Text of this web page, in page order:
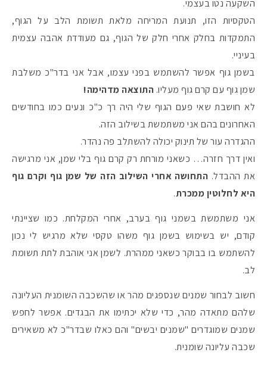
מקדמי הגנה
אומרים שאם
#הסטודיושלקורין
השקעה נטו בעצמי.
הטקסיות הזו, תנועת המריחה מלאת תשומת הלב על הגוף,
התמקדות בחלק אחרי חלק של הגוף, גם מעודדת אהבה עצמית
בעיניי.
בשמן גוף אפשר להשתמש בפני עצמו, אבל אני בדר"כ משלבת
שמן גוף עם קרם גוף מעליו. התוצאה מדהימה!
לא חושבת שאי פעם הגוף שלי היה רך כ"כ ונעים כמו בחודשים
האחרונים בהם אני משתמשת בשילוב הזה.
ההגדרה עור של תינוק יכולה להשתלב פה נהדר.
ואין דרך חזרה… כשאני מורחת רק קרם גוף בלי שמן, אני מרגישה
את ההבדל. התחושה אחרי השילוב הזה של שמן גוף וקרם גוף
היא לחלוטין ממכרת.
אני משתמשת בשמני גוף בערב, אחרי המקלחת. כמו שציינתי
קודם, יש בשימוש בשמן גוף משהו טקסי שלא מרגיש לי נכון
להשתמש בו בבוקר כשאני ממהרת. לשמן אני אוהבת לתת תשומת
לב.
חשוב לבחור שמנים שנספגים מהר או שהשכבה השומנית העליונה
שלהם מתאדה מהר, כדי שלא יכתימו את הבגדים. אפשר לחפש
שמנים שמוגדרים "שמנים יבשים" והם כאלו שבדר"כ לא משאירים
שכבה עליונה שומנית.